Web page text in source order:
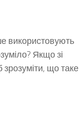
використовують
Якщо зі
що таке